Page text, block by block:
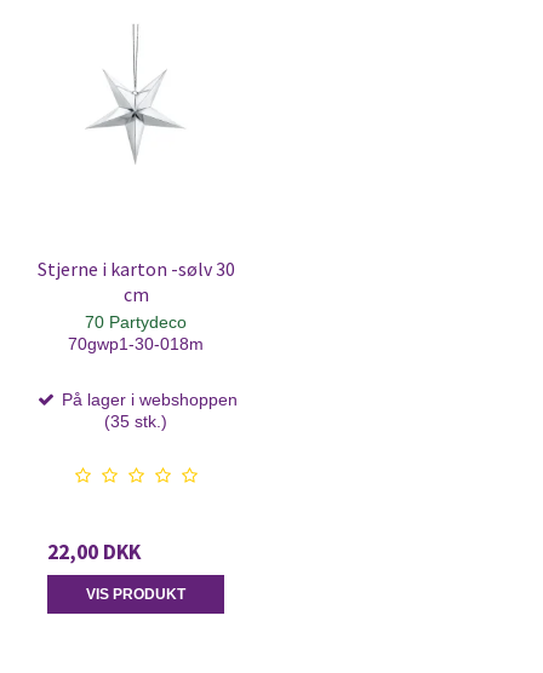
Stjerne i karton -sølv 30
cm
70 Partydeco
70gwp1-30-018m
På lager i webshoppen
(35 stk.)
22,00 DKK
VIS PRODUKT